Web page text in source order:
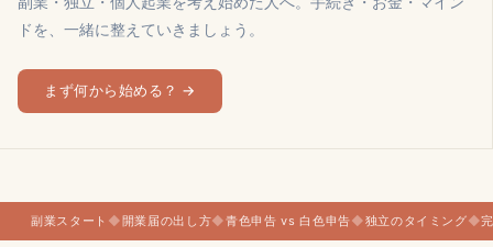
ドを、一緒に整えていきましょう。
まず何から始める？ →
副業スタート ◆ 開業届の出し方◆青色申告 vs 白色申告◆独立のタイミング◆